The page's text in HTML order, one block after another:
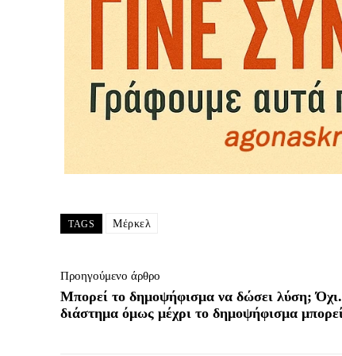
TAGS Μέρκελ
Προηγούμενο άρθρο
Μπορεί το δημοψήφισμα να δώσει λύση;
διάστημα όμως μέχρι το δημοψήφισμα μπορεί